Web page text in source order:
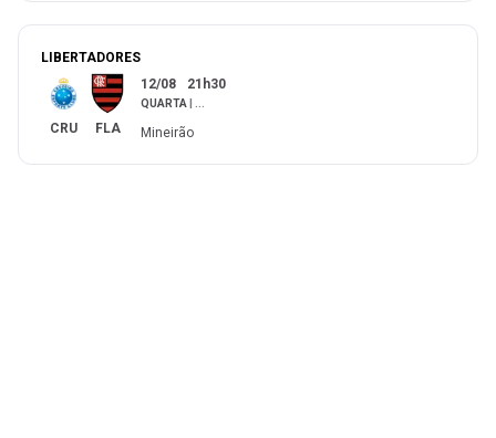
LIBERTADORES
CRU FLA
12/08 21h30
QUARTA
Mineirão